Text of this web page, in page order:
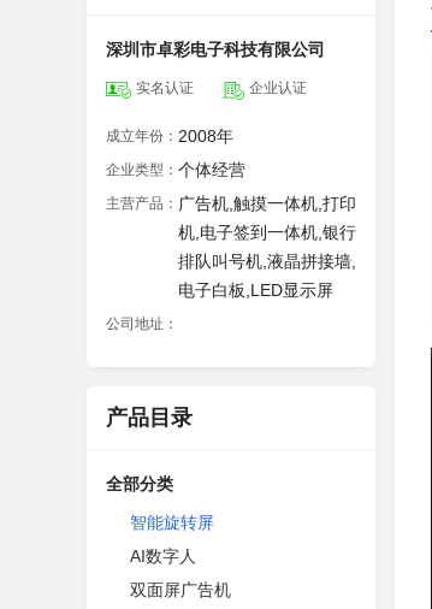
深圳市卓彩电子科技有限公司
实名认证 企业认证
成立年份： 2008年
企业类型： 个体经营
主营产品： 广告机,触摸一体机,打印
机,电子签到一体机,银行
排队叫号机,液晶拼接墙,
电子白板,LED显示屏
公司地址：
产品目录
全部分类
智能旋转屏
AI数字人
双面屏广告机